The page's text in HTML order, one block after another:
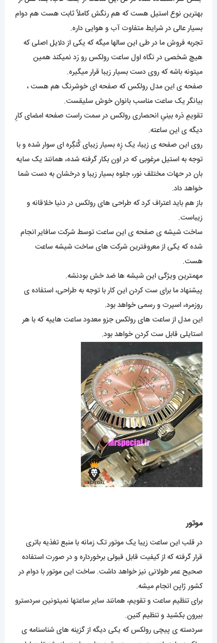
بهترین نوع استیل هست که هم رنگش کاملاً ثابت هست هم دوام
بسیار عالی در شرایط متفاوت آب و هوایی داره.
تجربه فروش ما در طی این سالها میگه که یکی از دلایل اصلی که
هیچ شخصی در نگاه اول ساعت رولکس رو رَد نمیکند همین
میتونه باشه که روی دست بسیار زیبا قرار میگیره.
صفحه ی این مدل رولکس که صفحه ای خوشرنگ هم هست ،
بیانگر یک ساعت مناسب بانوان خوش سلیقست.
تقویمِ ذره بینیِ انحصاری رولکس در سمت راست صفحه امضای کارِ
دیگه ی این ساعته.
روی این صفحه ی زیبا، یک زِه بسیار زیبای کُنگِره ای سوار شده و با
توجه به استیل مرغوبی که در اون بکار گرفته شده، همانند یک سایه
بان در حهات مختلف نور، جلوه بسیار زیبا و درخشان به دست شما
خواهد داد.
باز هم باید اعتراف کرد که طراحی های رولکس در دنیا خلاقانه و
زیباست.
ساخت شیشه ی صفحه ی این ساعت توسط شرکت سافایر انجام
شده که یکی از معروفترین شرکت های ساخت شیشه ساعت
هست.
مهمترین ویژگی این شیشه ها ضد خش بودنشه.
پیشنهاد ما برای ست کردن این کار با توجه به طراحی، استفاده ی
روزمره، اسپرت و رسمی خواهد بود.
این مدل از ساعت های رولکس جزو معدود ساعت هاییه که با هر
استایلی قابل ست کردن خواهد بود.
موتور
در قلب این ساعت زیبا یک موتور تک زمانه با منبع تغذیه باتری
قرار گرفته که از کیفیت قابل قبولی برخورداره و در صورت استفاده
صحیح عمر طولانی نیز خواهد داشت. ساخت این موتور با دوام در
کشور ژاپن انجام میشه.
برای تنظیم ساعت و تقویم، همانند سایر ساعتها نمیتونین سردسترو
بیرون بکشید و تنظیم کنین.
سردسته ی پیچی رولکس که یکی دیگه از گزینه های شناسنامه ی